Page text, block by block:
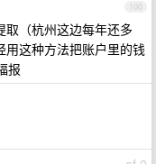
100
（杭州这边每年还多
用这种方法把账户里的钱
报